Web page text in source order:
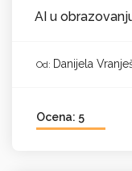
AI u
Od: Danijela
Ocena: 5